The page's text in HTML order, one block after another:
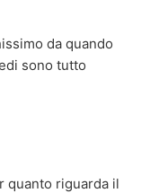
da quando
sono tutto
quanto riguarda il